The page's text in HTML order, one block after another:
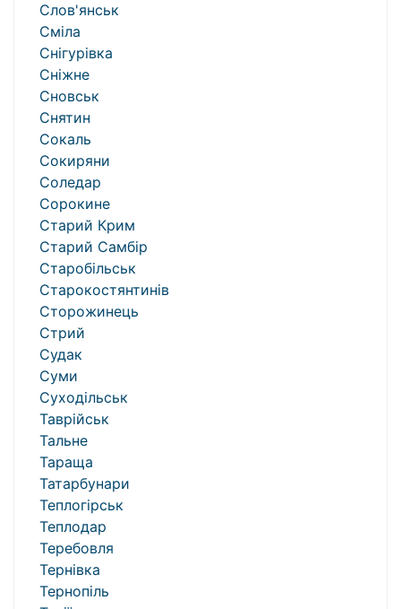
Слов'янськ
Сміла
Снігурівка
Сніжне
Сновськ
Снятин
Сокаль
Сокиряни
Соледар
Сорокине
Старий Крим
Старий Самбір
Старобільськ
Старокостянтинів
Сторожинець
Стрий
Судак
Суми
Суходільськ
Таврійськ
Тальне
Тараща
Татарбунари
Теплогірськ
Теплодар
Теребовля
Тернівка
Тернопіль